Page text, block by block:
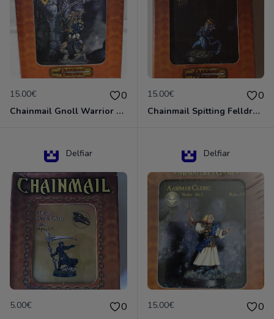
15.00€ 0
Chainmail Gnoll Warrior Dungeons & Dragons
15.00€ 0
Chainmail Spitting Felldrake
Delfiar
5.00€ 0
Delfiar
15.00€ 0